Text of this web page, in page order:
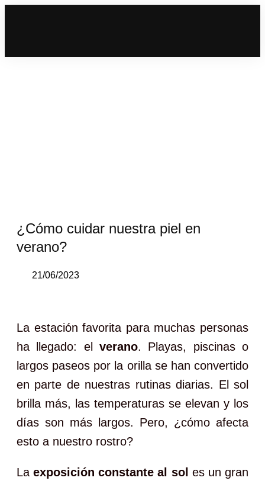
¿Cómo cuidar nuestra piel en
verano?
21/06/2023
La estación favorita para muchas personas
ha llegado: el verano. Playas, piscinas o
largos paseos por la orilla se han convertido
en parte de nuestras rutinas diarias. El sol
brilla más, las temperaturas se elevan y los
días son más largos. Pero, ¿cómo afecta
esto a nuestro rostro?
Laexposición constante al sol es un gran